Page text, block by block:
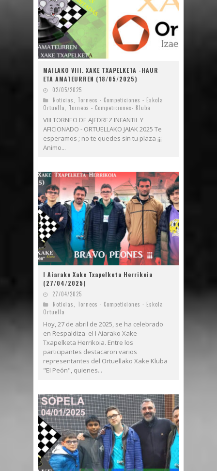
MAILAKO VIII. XAKE TXAPELKETA -HAUR
ETA AMATEURREN (18/05/2025)
02/05/2025
Noticias
Torneos - Competiciones - Eskola
Ortuella
Torneos - Competiciones- Kluba
VIII TORNEO DE AJEDREZ INFANTIL Y
AFICIONADO - ORTUELLAKO JAIAK 2025 Te
esperamos ; no te quedes sin tu plaza ¡¡¡
Animo...
I Aiarako Xake Txapelketa Herrikoia
(27/04/2025)
27/04/2025
Noticias
Torneos - Competiciones - Eskola
Ortuella
Hoy, 27 de abril de 2025, se ha celebrado
en Respaldiza el I Aiarako Xake
Txapelketa Herrikoia. Entre los
participantes destacaron varios
representantes del Ortuellako Xake Kluba
"El Peón", quienes...